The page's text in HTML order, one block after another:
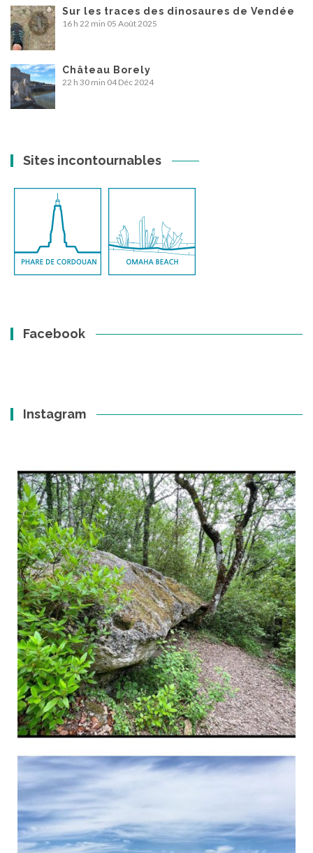
Sur les traces des dinosaures de Vendée
16 h 22 min 05 Août 2025
Château Borely
22 h 30 min 04 Déc 2024
Sites incontournables
Facebook
Instagram